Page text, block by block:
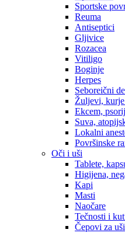
Sportske
Reuma
Antiseptici
Gljivice
Rozacea
Vitiligo
Boginje
Herpes
Seboreični
Žuljevi,
Ekcem,
Suva,
Lokalni
Površinske
Oči i uši
Tablete,
Higijena,
Kapi
Masti
Naočare
Tečnosti i
Čepovi za uši